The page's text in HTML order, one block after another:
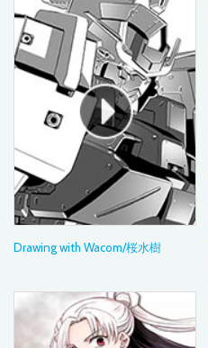
Drawing with Wacom/桜水樹